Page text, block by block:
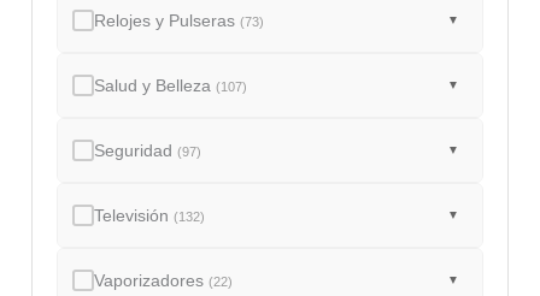
Relojes y Pulseras(73) ▼
Salud y Belleza(107) ▼
Seguridad(97) ▼
Televisión(132) ▼
Vaporizadores(22) ▼